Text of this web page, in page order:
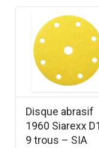
Disque abrasif
1960 Siarexx
9 trous – SIA